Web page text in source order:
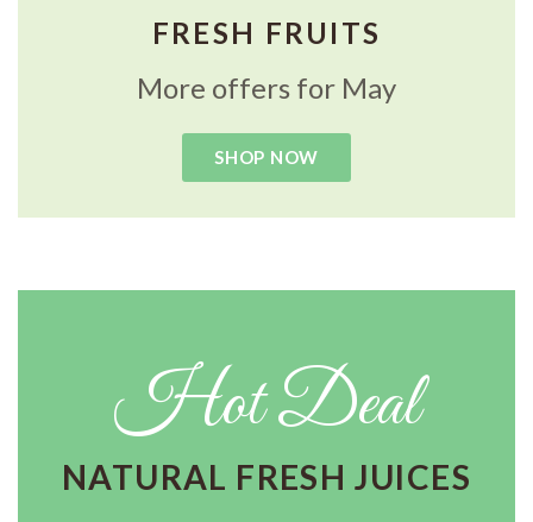
FRESH FRUITS
More offers for May
SHOP NOW
Hot Deal
NATURAL FRESH JUICES